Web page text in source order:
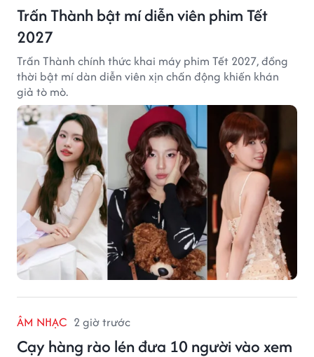
Trấn Thành bật mí diễn viên phim Tết
2027
Trấn Thành chính thức khai máy phim Tết 2027, đồng
thời bật mí dàn diễn viên xịn chấn động khiến khán
giả tò mò.
ÂM NHẠC 2 giờ trước
Cạy hàng rào lén đưa 10 người vào xem